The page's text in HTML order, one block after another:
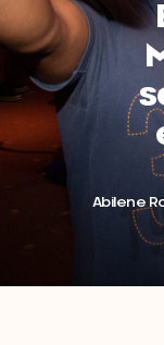
Abilene